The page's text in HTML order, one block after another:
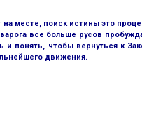
на месте, поиск истины это
все больше русов
и понять, чтобы вернуться к
движения.